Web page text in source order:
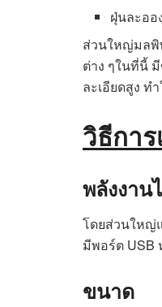
ฝุ่นละออ
ส่วนใหญ่มลพิ
ต่าง ๆในที่นี้
ละเอียดสูง ท
วิธีกา
พลังงาน
โดยส่วนใหญ่
มีพอร์ต USB
ขนาด